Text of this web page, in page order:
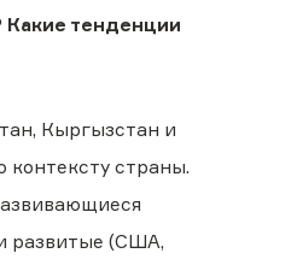
Какие тенденции
Кыргызстан и
контексту страны.
развитые (США,